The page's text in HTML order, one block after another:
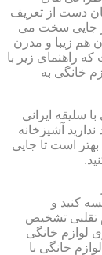
دست از تعریف
جایی سخت می
هم زیبا و مدرن
راهنمای زیر با
خانگی به
با سلیقه ایرانی
آشپزخانه
بهتر است تا جایی
کنید و
تقلبی تشخیص
لوازم خانگی
خانگی با